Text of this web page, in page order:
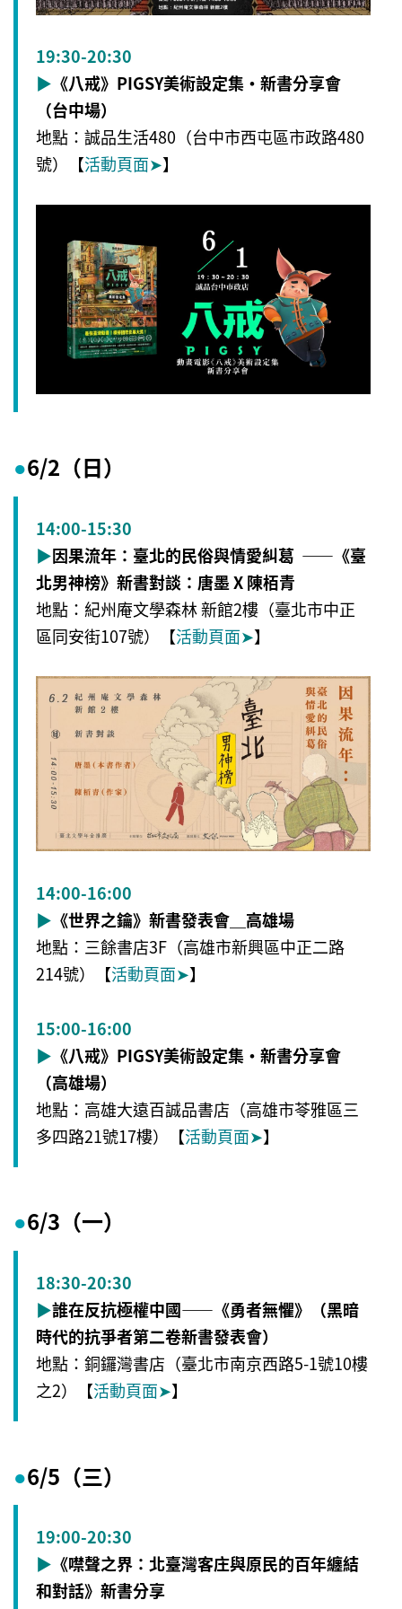
19:30-20:30
▶ 《八戒》PIGSY美術設定集・新書分享會
（台中場）
地點：誠品生活480（台中市西屯區市政路480
號）【活動頁面➤】
●6/2（日）
14:00-15:30
▶因果流年：臺北的民俗與情愛糾葛 ——《臺
北男神榜》新書對談：唐墨 X 陳栢青
地點：紀州庵文學森林 新館2樓（臺北市中正
區同安街107號）【活動頁面➤】
14:00-16:00
▶ 《世界之鑰》新書發表會＿高雄場
地點：三餘書店3F（高雄市新興區中正二路
214號）【活動頁面➤】
15:00-16:00
▶ 《八戒》PIGSY美術設定集・新書分享會
（高雄場）
地點：高雄大遠百誠品書店（高雄市苓雅區三
多四路21號17樓）【活動頁面➤】
●6/3（一）
18:30-20:30
▶誰在反抗極權中國——《勇者無懼》（黑暗
時代的抗爭者第二卷新書發表會）
地點：銅鑼灣書店（臺北市南京西路5-1號10樓
之2）【活動頁面➤】
●6/5（三）
19:00-20:30
▶ 《噤聲之界：北臺灣客庄與原民的百年纏結
和對話》新書分享